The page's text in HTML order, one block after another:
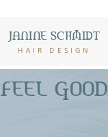
JANINE SCHMIDT
HAIR DESIGN
FEEL GOOD